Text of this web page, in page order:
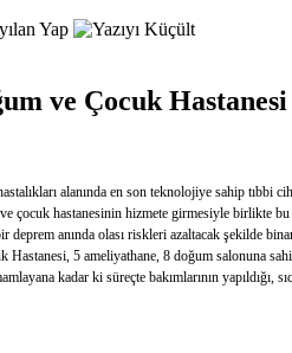
ve Çocuk
alanında en son teknolojiye sahip tıbbi
çocuk hastanesinin hizmete girmesiyle birlikte
deprem anında olası riskleri azaltacak şekilde
5 ameliyathane, 8 doğum salonuna
kadar ki süreçte bakımlarının